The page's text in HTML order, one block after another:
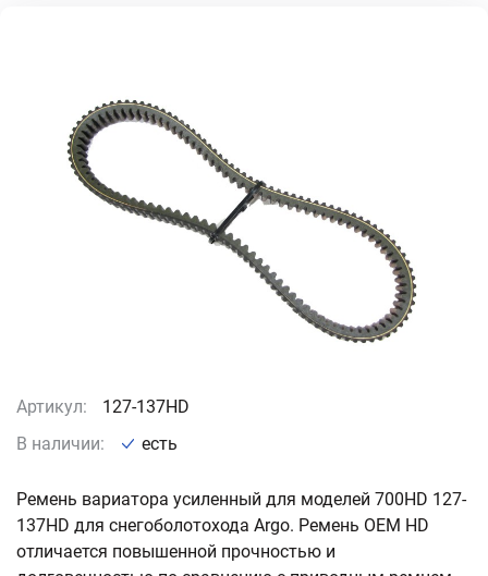
Артикул:
127-137HD
В наличии:
есть
Ремень вариатора усиленный для моделей 700HD 127-
137HD для снегоболотохода Argo. Ремень OEM HD
отличается повышенной прочностью и